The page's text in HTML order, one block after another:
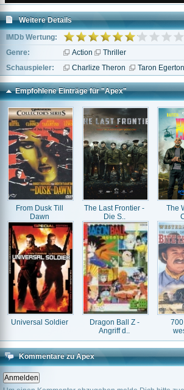
Weitere Details
IMDb Wertung:
Genre:
Action
Thriller
Schauspieler:
Charlize Theron Taron Egerton
Empfohlene Einträge für "Apex"
From Dusk Till
Dawn
The Last Frontier -
Die S..
The
Universal Soldier
Dragon Ball Z -
Angriff d..
Kommentare zu Apex